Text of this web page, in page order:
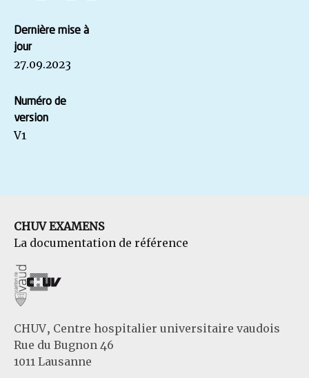
Dernière mise à
jour
27.09.2023
Numéro de
version
V1
CHUV EXAMENS
La documentation de référence
CHUV, Centre hospitalier universitaire vaudois
Rue du Bugnon 46
1011 Lausanne